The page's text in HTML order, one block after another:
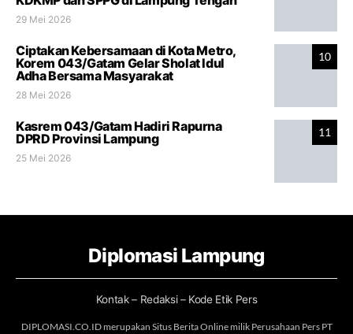
29 Mei 2026
10
Ciptakan Kebersamaan di Kota Metro,
Korem 043/Gatam Gelar Sholat Idul
Adha Bersama Masyarakat
28 Mei 2026
11
Kasrem 043/Gatam Hadiri Rapurna
DPRD Provinsi Lampung
25 Mei 2026
Diplomasi Lampung
Kontak – Redaksi – Kode Etik Pers
DIPLOMASI.CO.ID merupakan Situs Berita Online milik Perusahaan Pers PT